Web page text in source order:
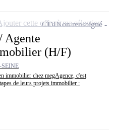
Agente
(H/F)
SEINE
immobilier chez megAgence, c'est
de leurs projets immobilier :
CDINon renseigné
cette offre à ma sélection